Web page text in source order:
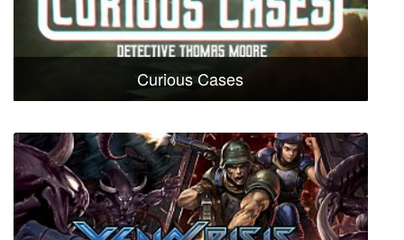
Curious Cases